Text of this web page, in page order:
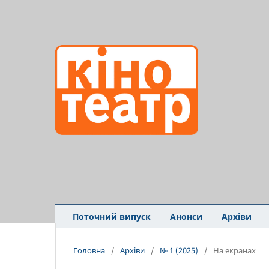
Поточний випуск Анонси Архіви
Головна / Архіви / № 1 (2025) / На екранах